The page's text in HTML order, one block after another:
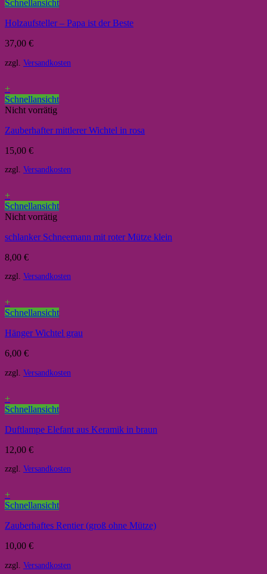
Schnellansicht
Holzaufsteller – Papa ist der Beste
37,00 €
zzgl. Versandkosten
+
Schnellansicht
Nicht vorrätig
Zauberhafter mittlerer Wichtel in rosa
15,00 €
zzgl. Versandkosten
+
Schnellansicht
Nicht vorrätig
schlanker Schneemann mit roter Mütze klein
8,00 €
zzgl. Versandkosten
+
Schnellansicht
Hänger Wichtel grau
6,00 €
zzgl. Versandkosten
+
Schnellansicht
Duftlampe Elefant aus Keramik in braun
12,00 €
zzgl. Versandkosten
+
Schnellansicht
Zauberhaftes Rentier (groß ohne Mütze)
10,00 €
zzgl. Versandkosten